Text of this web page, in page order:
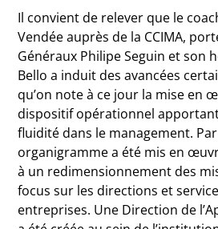
Il convient de relever que le
Vendée auprès de la CCIMA,
Généraux Philipe Seguin et son
Bello a induit des avancées
qu’on note à ce jour la mise en
dispositif opérationnel
fluidité dans le management.
organigramme a été mis en
à un redimensionnement des
focus sur les directions et
entreprises. Une Direction de